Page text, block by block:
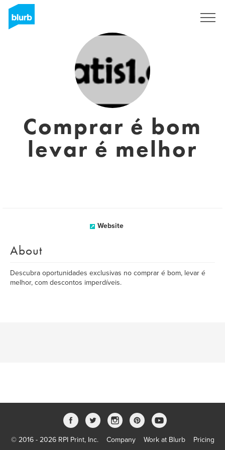
Comprar é bom
levar é melhor
Website
About
Descubra oportunidades exclusivas no comprar é bom, levar é
melhor, com descontos imperdíveis.
© 2016 - 2026 RPI Print, Inc. Company Work at Blurb Pricing